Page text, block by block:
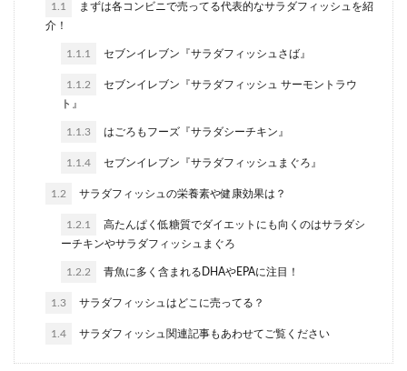
1.1
まずは各コンビニで売ってる代表的なサラダフィッシュを紹
介！
1.1.1 セブンイレブン『サラダフィッシュさば』
1.1.2
セブンイレブン『サラダフィッシュ サーモントラウ
ト』
1.1.3 はごろもフーズ『サラダシーチキン』
1.1.4 セブンイレブン『サラダフィッシュまぐろ』
1.2 サラダフィッシュの栄養素や健康効果は？
1.2.1
高たんぱく低糖質でダイエットにも向くのはサラダシ
ーチキンやサラダフィッシュまぐろ
1.2.2 青魚に多く含まれるDHAやEPAに注目！
1.3 サラダフィッシュはどこに売ってる？
1.4 サラダフィッシュ関連記事もあわせてご覧ください